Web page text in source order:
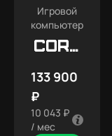
Игровой
компьютер
Core
X5
133 900
₽
10 043 ₽
/ мес